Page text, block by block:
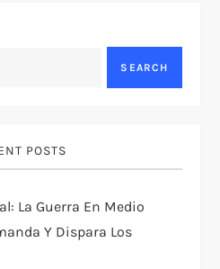
SEARCH
POSTS
La Guerra En Medio
Y Dispara Los